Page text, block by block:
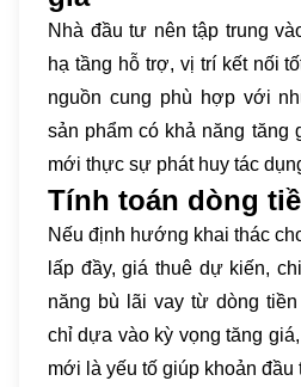
Nhà đầu tư nên tập trung
hạ tầng hỗ trợ, vị trí kết nối
nguồn cung phù hợp với
sản phẩm có khả năng tăng
mới thực sự phát huy tác
Tính toán dòng
Nếu định hướng khai thác
lấp đầy, giá thuê dự kiến,
năng bù lãi vay từ dòng
chỉ dựa vào kỳ vọng tăng
mới là yếu tố giúp khoản